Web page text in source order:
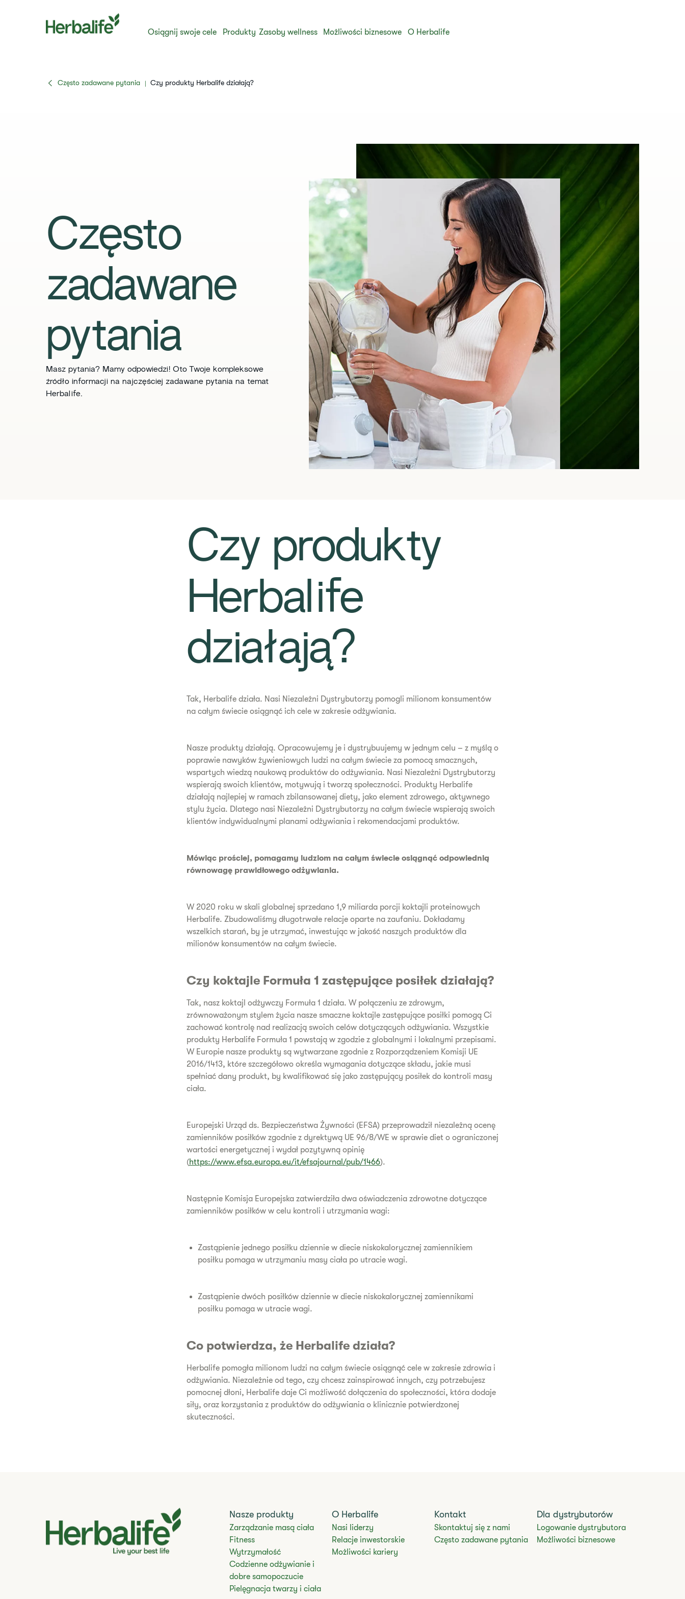
Osiągnij swoje cele Produkty Zasoby wellness Możliwości biznesowe O Herbalife
Często zadawane pytania | ​​Czy produkty Herbalife działają?​
Często
zadawane
pytania
Masz pytania? Mamy odpowiedzi! Oto Twoje kompleksowe
źródło informacji na najczęściej zadawane pytania na temat
Herbalife.
​​Czy produkty
Herbalife
działają?​
Tak, Herbalife działa. Nasi Niezależni Dystrybutorzy pomogli milionom konsumentów
na całym świecie osiągnąć ich cele w zakresie odżywiania.
Nasze produkty działają. Opracowujemy je i dystrybuujemy w jednym celu – z myślą o
poprawie nawyków żywieniowych ludzi na całym świecie za pomocą smacznych,
wspartych wiedzą naukową produktów do odżywiania. Nasi Niezależni Dystrybutorzy
wspierają swoich klientów, motywują i tworzą społeczności. Produkty Herbalife
działają najlepiej w ramach zbilansowanej diety, jako element zdrowego, aktywnego
stylu życia. Dlatego nasi Niezależni Dystrybutorzy na całym świecie wspierają swoich
klientów indywidualnymi planami odżywiania i rekomendacjami produktów.
Mówiąc prościej, pomagamy ludziom na całym świecie osiągnąć odpowiednią
równowagę prawidłowego odżywiania.
W 2020 roku w skali globalnej sprzedano 1,9 miliarda porcji koktajli proteinowych
Herbalife. Zbudowaliśmy długotrwałe relacje oparte na zaufaniu. Dokładamy
wszelkich starań, by je utrzymać, inwestując w jakość naszych produktów dla
milionów konsumentów na całym świecie.
Czy koktajle Formuła 1 zastępujące posiłek działają?
Tak, nasz koktajl odżywczy Formuła 1 działa. W połączeniu ze zdrowym,
zrównoważonym stylem życia nasze smaczne koktajle zastępujące posiłki pomogą Ci
zachować kontrolę nad realizacją swoich celów dotyczących odżywiania. Wszystkie
produkty Herbalife Formuła 1 powstają w zgodzie z globalnymi i lokalnymi przepisami.
W Europie nasze produkty są wytwarzane zgodnie z Rozporządzeniem Komisji UE
2016/1413, które szczegółowo określa wymagania dotyczące składu, jakie musi
spełniać dany produkt, by kwalifikować się jako zastępujący posiłek do kontroli masy
ciała.
Europejski Urząd ds. Bezpieczeństwa Żywności (EFSA) przeprowadził niezależną ocenę
zamienników posiłków zgodnie z dyrektywą UE 96/8/WE w sprawie diet o ograniczonej
wartości energetycznej i wydał pozytywną opinię
(https://www.efsa.europa.eu/it/efsajournal/pub/1466).
Następnie Komisja Europejska zatwierdziła dwa oświadczenia zdrowotne dotyczące
zamienników posiłków w celu kontroli i utrzymania wagi:
Zastąpienie jednego posiłku dziennie w diecie niskokalorycznej zamiennikiem
posiłku pomaga w utrzymaniu masy ciała po utracie wagi.
Zastąpienie dwóch posiłków dziennie w diecie niskokalorycznej zamiennikami
posiłku pomaga w utracie wagi.
Co potwierdza, że Herbalife działa?
Herbalife pomogła milionom ludzi na całym świecie osiągnąć cele w zakresie zdrowia i
odżywiania. Niezależnie od tego, czy chcesz zainspirować innych, czy potrzebujesz
pomocnej dłoni, Herbalife daje Ci możliwość dołączenia do społeczności, która dodaje
siły, oraz korzystania z produktów do odżywiania o klinicznie potwierdzonej
skuteczności.
Nasze produkty
Zarządzanie masą ciała
Fitness
Wytrzymałość
Codzienne odżywianie i
dobre samopoczucie
Pielęgnacja twarzy i ciała
O Herbalife
Nasi liderzy
Relacje inwestorskie
Możliwości kariery
Kontakt
Skontaktuj się z nami
Często zadawane pytania
Dla dystrybutorów
Logowanie dystrybutora
Możliwości biznesowe